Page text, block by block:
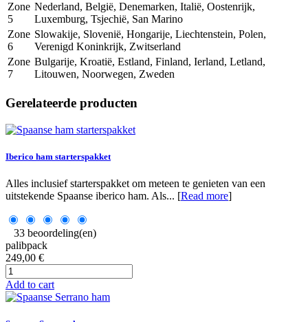
Zone
5
Nederland, België, Denemarken, Italië, Oostenrijk,
Luxemburg, Tsjechië, San Marino
Zone
6
Slowakije, Slovenië, Hongarije, Liechtenstein, Polen,
Verenigd Koninkrijk, Zwitserland
Zone
7
Bulgarije, Kroatië, Estland, Finland, Ierland, Letland,
Litouwen, Noorwegen, Zweden
Gerelateerde producten
Iberico ham starterspakket
Alles inclusief starterspakket om meteen te genieten van een
uitstekende Spaanse iberico ham. Als... [Read more]
33 beoordeling(en)
palibpack
249,00 €
Add to cart